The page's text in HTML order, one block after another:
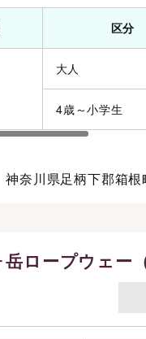
区分
大人
4歳～小学生
奈川県足柄下郡箱根
ロープウェー